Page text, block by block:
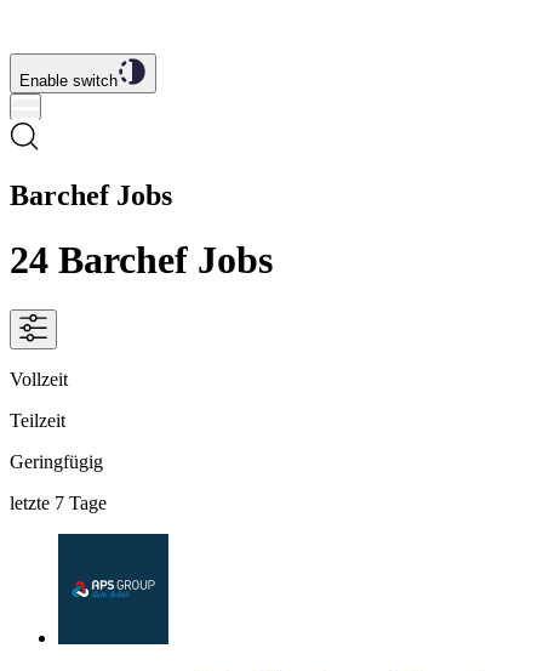
Enable switch
Barchef Jobs
24 Barchef Jobs
Vollzeit
Teilzeit
Geringfügig
letzte 7 Tage